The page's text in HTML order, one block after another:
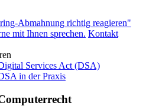
Abmahnung richtig reagieren"
mit Ihnen sprechen. Kontakt
Services Act (DSA)
in der Praxis